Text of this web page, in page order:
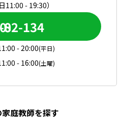
11:00 - 19:30）
082-134
- 20:00(平日)
- 16:00(土曜)
庭教師を探す